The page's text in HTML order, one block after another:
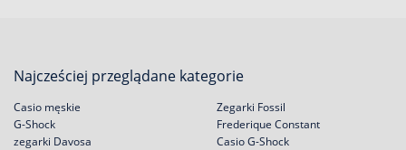
Najcześciej przeglądane kategorie
Casio męskie
G-Shock
zegarki Davosa
Zegarki Fossil
Frederique Constant
Casio G-Shock